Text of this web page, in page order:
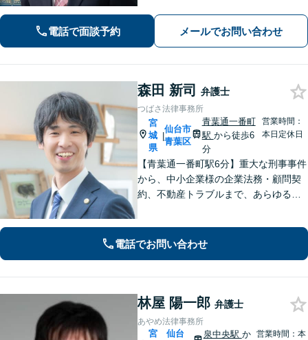
バイダ責任制限法の発信者情報開示命
令制度に対応しています。
電話で面談予約 メールでお問い合わせ
森田 新司 弁護士
つばさ法律事務所
宮
城
県
|
仙台市
青葉区
青葉通一番町
駅 から徒歩6
分
営業時間：
本日定休日
【青葉通一番町駅6分】重大な刑事事件
から、中小企業様の企業法務・顧問契
約、不動産トラブルまで、あらゆる法
もございます。一人で抱え込まず、ま
電話でお問い合わせ
林屋 陽一郎 弁護士
あやめ法律事務所
宮
仙台
泉中央駅 か 営業時間：本